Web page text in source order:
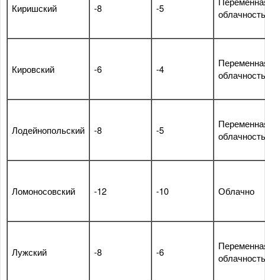
Киришский -8 -5
облачность
Кировский -6 -4
облачность
Лодейнопольский -8 -5
облачность
Ломоносовский -12 -10 Облачно
Лужский -8 -6
облачность